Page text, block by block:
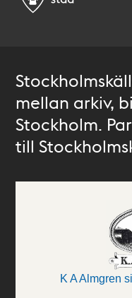
mellan arkiv,
Stockholm.
till
K A Almgren